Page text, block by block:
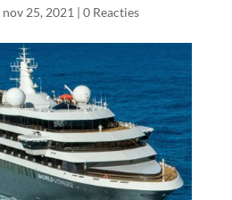
nov 25, 2021 | 0 Reacties